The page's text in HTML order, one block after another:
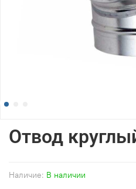
Наличие: В наличии
Отвод